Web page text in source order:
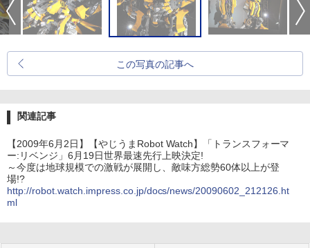
この写真の記事へ
関連記事
【2009年6月2日】【やじうまRobot Watch】「トランスフォーマ
ー:リベンジ」6月19日世界最速先行上映決定!
～今度は地球規模での激戦が展開し、敵味方総勢60体以上が登
場!?
http://robot.watch.impress.co.jp/docs/news/20090602_212126.ht
ml